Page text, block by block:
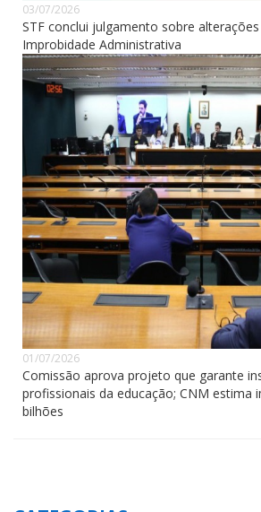
03/07/2026
STF conclui julgamento sobre
Improbidade Administrativa
01/07/2026
Comissão aprova projeto que garante
profissionais da educação; CNM estima
bilhões